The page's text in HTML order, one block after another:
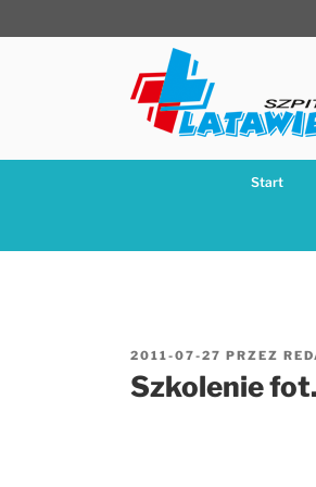
do
Start
OPUBLIKOWANE
W
2011-07-27 PRZEZ
Szkolenie